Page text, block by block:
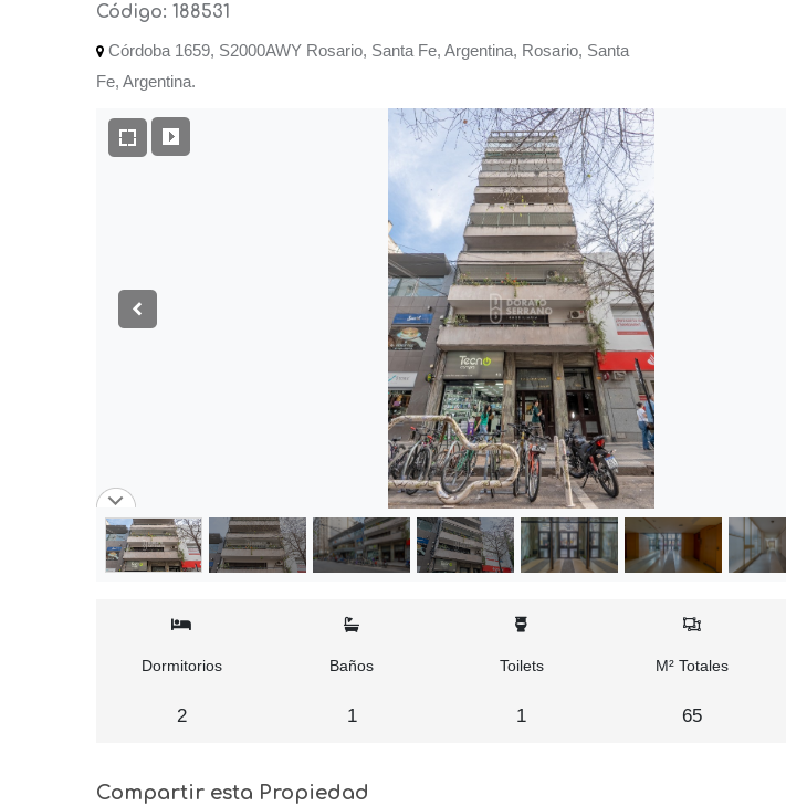
Código: 188531
Córdoba 1659, S2000AWY Rosario, Santa Fe, Argentina, Rosario, Santa
Fe, Argentina.
Dormitorios
2
Baños
1
Toilets
1
M² Totales
65
Compartir esta Propiedad